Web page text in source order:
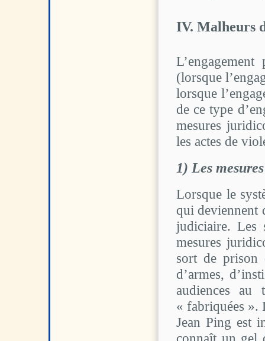
IV. Malheurs
(lorsque
lorsque
de ce type
mesures
les actes de
1) Les
Lorsque le
qui deviennent
judiciaire. Les
mesures
sort de prison
d’armes,
audiences au
« fabriquées ».
Jean Ping est